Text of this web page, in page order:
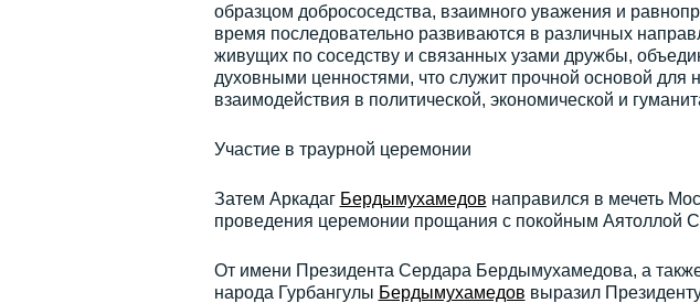
образцом добрососедства, взаимного уважения и
время последовательно развиваются в различных
живущих по соседству и связанных узами дружбы,
духовными ценностями, что служит прочной основой для
взаимодействия в политической, экономической и
Участие в траурной церемонии
Затем Аркадаг Бердымухамедов направился в мечеть
проведения церемонии прощания с покойным Аятоллой
От имени Президента Сердара Бердымухамедова, а также
народа Гурбангулы Бердымухамедов выразил